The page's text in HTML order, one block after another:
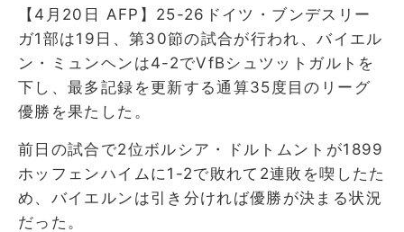
【4月20日 AFP】25-26ドイツ・ブンデスリー
ガ1部は19日、第30節の試合が行われ、バイエル
ン・ミュンヘンは4-2でVfBシュツットガルトを
下し、最多記録を更新する通算35度目のリーグ
優勝を果たした。
前日の試合で2位ボルシア・ドルトムントが1899
ホッフェンハイムに1-2で敗れて2連敗を喫したた
め、バイエルンは引き分ければ優勝が決まる状況
だった。